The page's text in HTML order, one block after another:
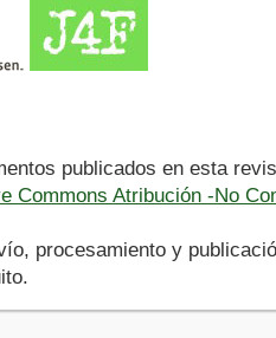
publicados en esta
Commons Atribución -No
procesamiento y